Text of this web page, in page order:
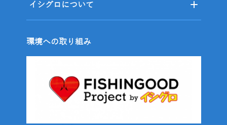
イシグロについて
環境への取り組み